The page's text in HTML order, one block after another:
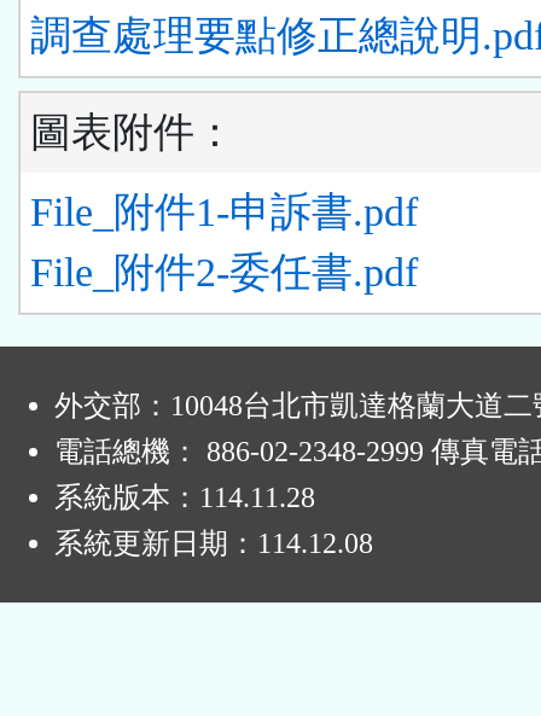
調查處理要點修正總說明
圖表附件：
File_附件1-申訴書.pdf
File_附件2-委任書.pdf
外交部：10048台北市凱達格蘭大道二
電話總機： 886-02-2348-2999 傳真電
系統版本： 114.11.28
系統更新日期： 114.12.08